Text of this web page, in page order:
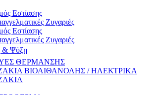
Εστίασης
Ζυγαριές
Εστίασης
Ζυγαριές
& Ψύξη
ΘΕΡΜΑΝΣΗΣ
ΒΙΟΑΙΘΑΝΟΛΗΣ / ΗΛΕΚΤΡΙΚΑ